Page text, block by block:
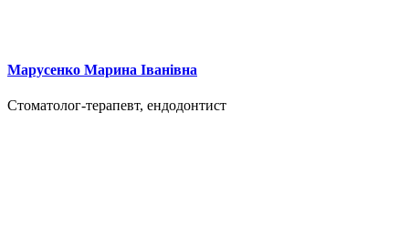
Марусенко Марина Іванівна
Стоматолог-терапевт, ендодонтист